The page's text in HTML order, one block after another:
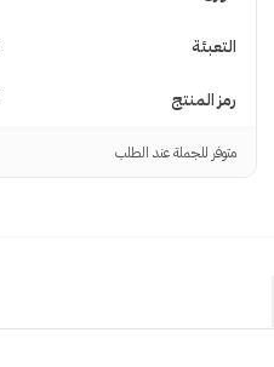
التعبئة
رمز المنتج
متوفر للجملة عند الطلب